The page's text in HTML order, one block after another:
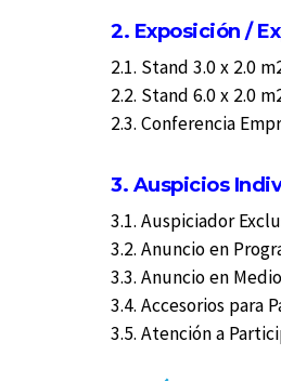
2. Exposición /
2.1. Stand 3.0 x 2.0
2.2. Stand 6.0 x 2.0
2.3. Conferencia
3. Auspicios
3.1. Auspiciador
3.2. Anuncio en
3.3. Anuncio en
3.4. Accesorios para
3.5. Atención a